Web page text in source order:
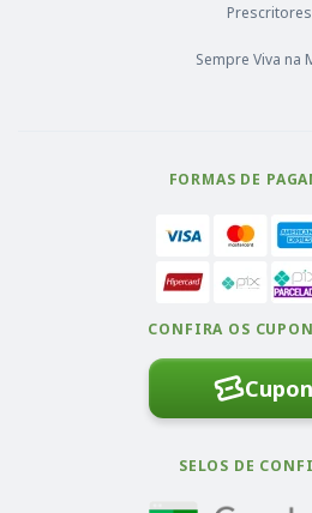
Prescritores
Sempre Viva na
FORMAS DE
CONFIRA OS
SELOS DE